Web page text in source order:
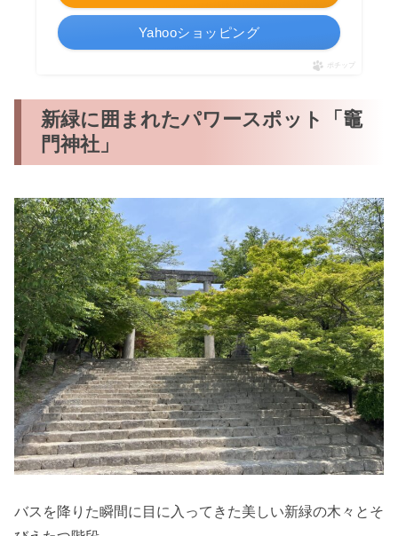
Yahooショッピング
ポチップ
新緑に囲まれたパワースポット「竈
門神社」
バスを降りた瞬間に目に入ってきた美しい新緑の木々とそ